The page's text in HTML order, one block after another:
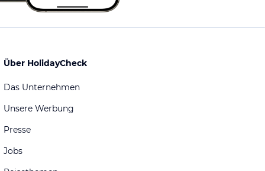
Über HolidayCheck
Das Unternehmen
Unsere Werbung
Presse
Jobs